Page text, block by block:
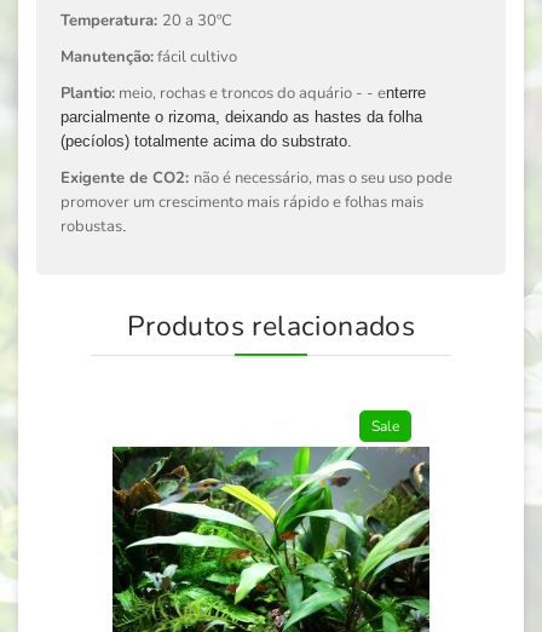
Temperatura: 20 a 30ºC
Manutenção:fácil cultivo
Plantio: meio, rochas e troncos do aquário - - enterre
parcialmente o rizoma, deixando as hastes da folha
(pecíolos) totalmente acima do substrato.
Exigente de CO2: não é necessário, mas o seu uso pode
promover um crescimento mais rápido e folhas mais
robustas.
Produtos relacionados
Sale